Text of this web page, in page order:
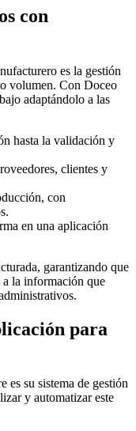
con
es la gestión
volumen. Con Doceo
adaptándolo a las
hasta la validación y
clientes y
con
en una aplicación
garantizando que
a la información que
para
es su sistema de gestión
y automatizar este